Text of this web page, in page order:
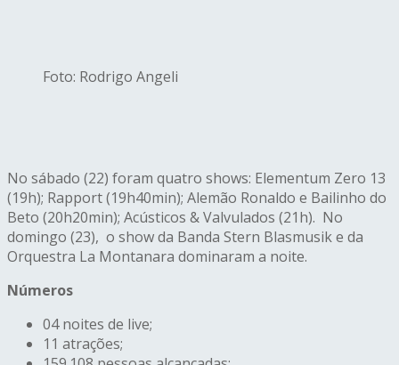
Foto: Rodrigo Angeli
No sábado (22) foram quatro shows: Elementum Zero 13
(19h); Rapport (19h40min); Alemão Ronaldo e Bailinho do
Beto (20h20min); Acústicos & Valvulados (21h). No
domingo (23), o show da Banda Stern Blasmusik e da
Orquestra La Montanara dominaram a noite.
Números
04 noites de live;
11 atrações;